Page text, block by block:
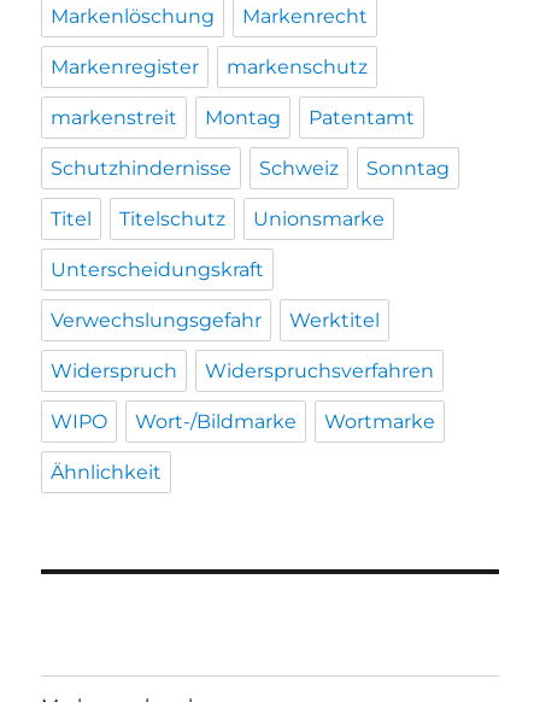
Markenlöschung Markenrecht
Markenregister markenschutz
markenstreit Montag Patentamt
Schutzhindernisse Schweiz Sonntag
Titel Titelschutz Unionsmarke
Unterscheidungskraft
Verwechslungsgefahr Werktitel
Widerspruch Widerspruchsverfahren
WIPO Wort-/Bildmarke Wortmarke
Ähnlichkeit